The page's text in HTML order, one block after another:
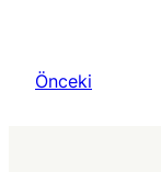
Önceki